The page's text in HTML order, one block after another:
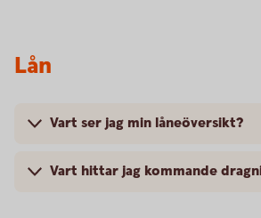
Lån
Vart ser jag min låneöversikt?
Vart hittar jag kommande